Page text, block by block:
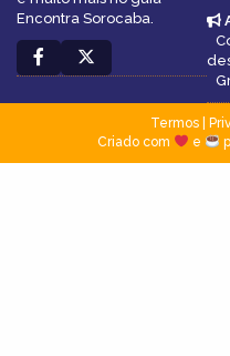
Encontra Sorocaba.
Termos|
Criado com
e